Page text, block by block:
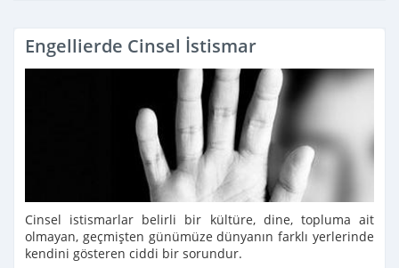
Engellierde Cinsel İstismar
Cinsel istismarlar belirli bir kültüre, dine, topluma ait
olmayan, geçmişten günümüze dünyanın farklı yerlerinde
kendini gösteren ciddi bir sorundur.